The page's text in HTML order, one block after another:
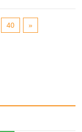
40 »